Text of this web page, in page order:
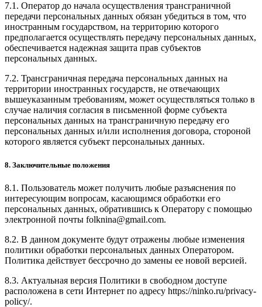
7.1. Оператор до начала осуществления трансграничной
передачи персональных данных обязан убедиться в том, что
иностранным государством, на территорию которого
предполагается осуществлять передачу персональных данных,
обеспечивается надежная защита прав субъектов
персональных данных.
7.2. Трансграничная передача персональных данных на
территории иностранных государств, не отвечающих
вышеуказанным требованиям, может осуществляться только в
случае наличия согласия в письменной форме субъекта
персональных данных на трансграничную передачу его
персональных данных и/или исполнения договора, стороной
которого является субъект персональных данных.
8. Заключительные положения
8.1. Пользователь может получить любые разъяснения по
интересующим вопросам, касающимся обработки его
персональных данных, обратившись к Оператору с помощью
электронной почты folknina@gmail.com.
8.2. В данном документе будут отражены любые изменения
политики обработки персональных данных Оператором.
Политика действует бессрочно до замены ее новой версией.
8.3. Актуальная версия Политики в свободном доступе
расположена в сети Интернет по адресу https://ninko.ru/privacy-
policy/.